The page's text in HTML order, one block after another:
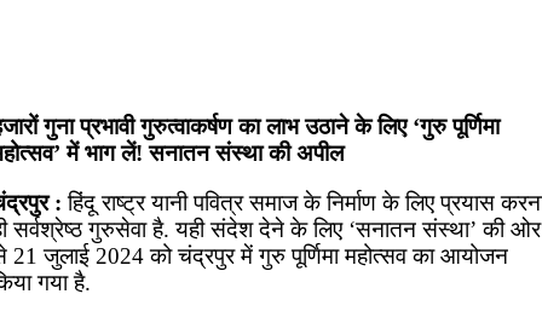
गुना प्रभावी गुरुत्वाकर्षण का लाभ उठाने के लिए ‘गुरु पूर्णिमा
में भाग लें! सनातन संस्था की अपील
:हिंदू राष्ट्र यानी पवित्र समाज के निर्माण के लिए प्रयास
सर्वश्रेष्ठ गुरुसेवा है. यही संदेश देने के लिए ‘सनातन संस्था’ की ओर
21 जुलाई 2024 को चंद्रपुर में गुरु पूर्णिमा महोत्सव का आयोजन
गया है.